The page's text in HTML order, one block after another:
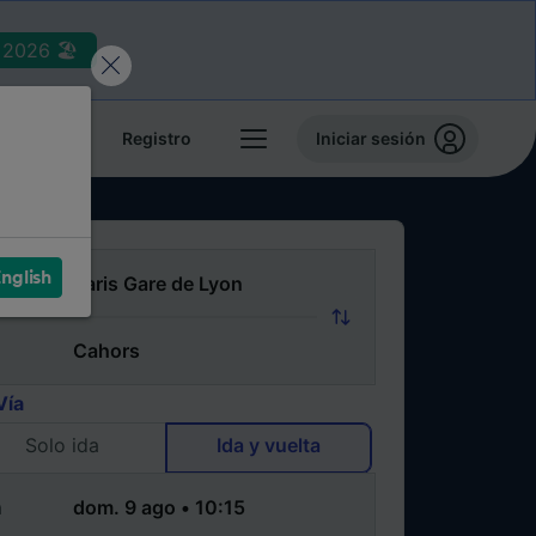
2026 🏖️
Registro Iniciar sesión
Solo ida
Ida y vuelta